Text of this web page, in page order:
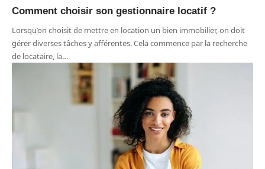
Comment choisir son gestionnaire locatif ?
Lorsqu’on choisit de mettre en location un bien immobilier, on doit
gérer diverses tâches y afférentes. Cela commence par la recherche
de locataire, la…